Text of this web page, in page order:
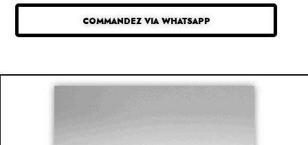
COMMANDEZ VIA WHATSAPP